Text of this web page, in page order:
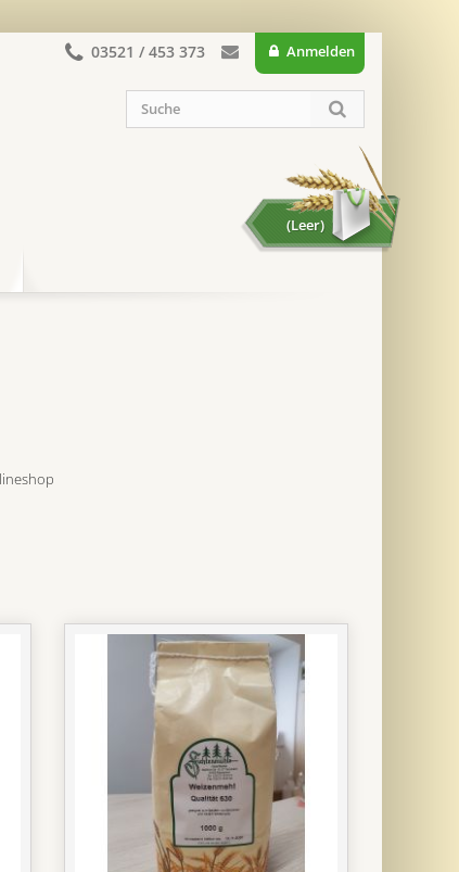
Anmelden
03521 / 453 373
(Leer)